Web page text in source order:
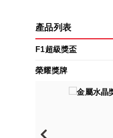
產品列表
F1超級獎盃
榮耀獎牌